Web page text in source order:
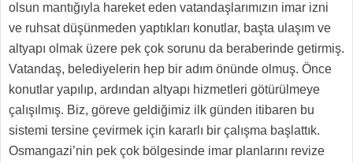
olsun mantığıyla hareket eden vatandaşlarımızın imar izni
ve ruhsat düşünmeden yaptıkları konutlar, başta ulaşım ve
altyapı olmak üzere pek çok sorunu da beraberinde getirmiş.
Vatandaş, belediyelerin hep bir adım önünde olmuş. Önce
konutlar yapılıp, ardından altyapı hizmetleri götürülmeye
çalışılmış. Biz, göreve geldiğimiz ilk günden itibaren bu
sistemi tersine çevirmek için kararlı bir çalışma başlattık.
Osmangazi’nin pek çok bölgesinde imar planlarını revize